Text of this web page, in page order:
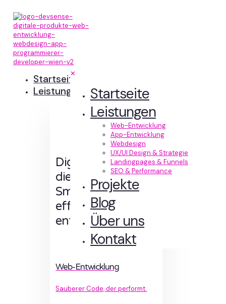
✕
Startseite
Leistungen
Web-Entwicklung
App-Entwicklung
Webdesign
UX/UI Design & Strategie
Landingpages & Funnels
SEO & Performance
Projekte
Blog
Über uns
Kontakt
Startseite
Leistungen
Digitale Erlebnisse,
die Sinn machen.
Smart designt und
effizient
entwickelt.
Web-Entwicklung
Sauberer Code, der performt.